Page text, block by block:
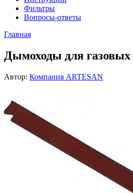
Фильтры
Вопросы-ответы
Главная
Дымоходы для газовых
Автор: Компания ARTESAN